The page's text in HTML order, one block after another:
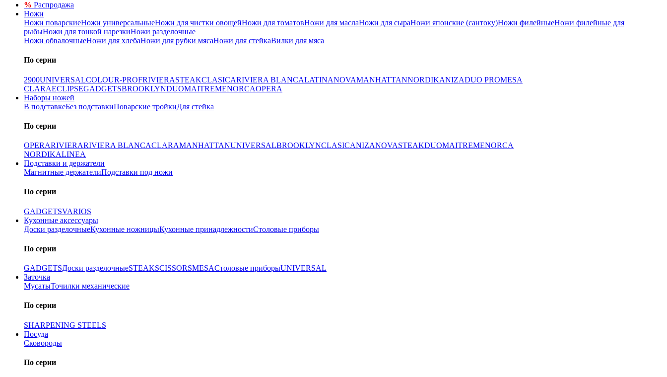
% Распродажа
Ножи
Ножи поварскиеНожи универсальныеНожи для чистки овощейНожи для томатовНожи для маслаНожи для сыраНожи японские (сантоку)Ножи филейныеНожи филейные для
рыбыНожи для тонкой нарезкиНожи разделочные
Ножи обвалочныеНожи для хлебаНожи для рубки мясаНожи для стейкаВилки для мяса
По серии
2900UNIVERSALCOLOUR-PROFRIVIERASTEAKCLASICARIVIERA BLANCALATINANOVAMANHATTANNORDIKANIZADUO PROMESA
CLARAECLIPSEGADGETSBROOKLYNDUOMAITREMENORCAOPERA
Наборы ножей
В подставкеБез подставкиПоварские тройкиДля стейка
По серии
OPERARIVIERARIVIERA BLANCACLARAMANHATTANUNIVERSALBROOKLYNCLASICANIZANOVASTEAKDUOMAITREMENORCA
NORDIKALINEA
Подставки и держатели
Магнитные держателиПодставки под ножи
По серии
GADGETSVARIOS
Кухонные аксессуары
Доски разделочныеКухонные ножницыКухонные принадлежностиСтоловые приборы
По серии
GADGETSДоски разделочныеSTEAKSCISSORSMESAСтоловые приборыUNIVERSAL
Заточка
МусатыТочилки механические
По серии
SHARPENING STEELS
Посуда
Сковороды
По серии